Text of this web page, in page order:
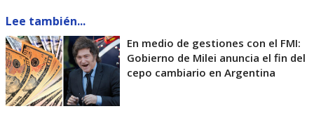
Lee también...
En medio de gestiones con el FMI:
Gobierno de Milei anuncia el fin del
cepo cambiario en Argentina